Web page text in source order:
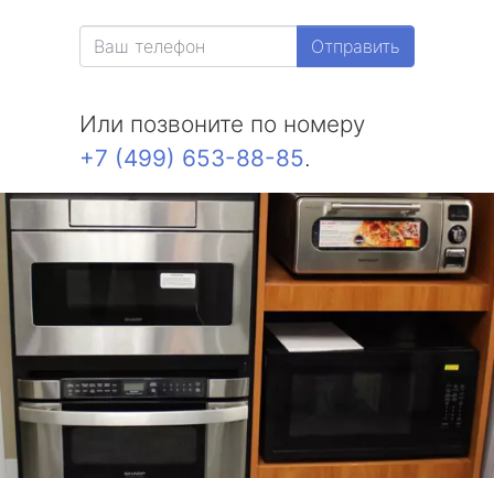
Отправить
Или позвоните по номеру
+7 (499) 653-88-85.